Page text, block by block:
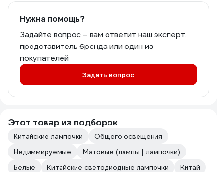
Нужна помощь?
Задайте вопрос – вам ответит наш эксперт,
представитель бренда или один из
покупателей
Задать вопрос
Этот товар из подборок
Китайские лампочки
Общего освещения
Недиммируемые
Матовые (лампы | лампочки)
Белые
Китайские светодиодные лампочки
Китай